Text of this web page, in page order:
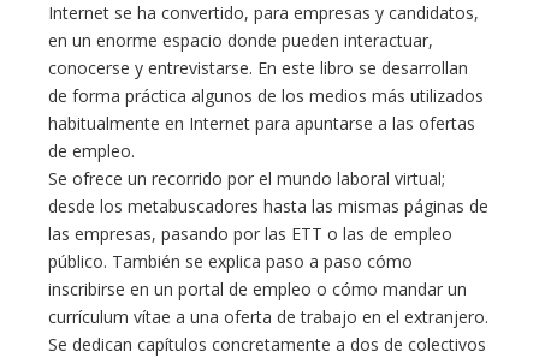
Internet se ha convertido, para empresas y candidatos,
en un enorme espacio donde pueden interactuar,
conocerse y entrevistarse. En este libro se desarrollan
de forma práctica algunos de los medios más utilizados
habitualmente en Internet para apuntarse a las ofertas
de empleo.
Se ofrece un recorrido por el mundo laboral virtual;
desde los metabuscadores hasta las mismas páginas de
las empresas, pasando por las ETT o las de empleo
público. También se explica paso a paso cómo
inscribirse en un portal de empleo o cómo mandar un
currículum vítae a una oferta de trabajo en el extranjero.
Se dedican capítulos concretamente a dos de colectivos